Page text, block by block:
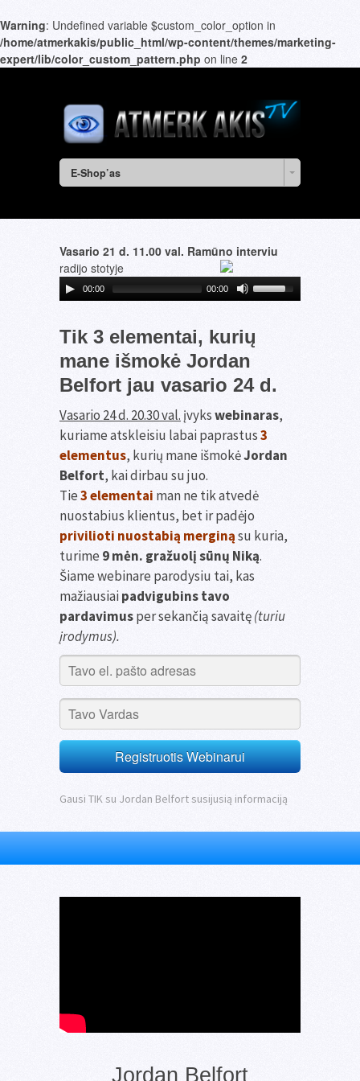
Warning: Undefined variable $custom_color_option in
/home/atmerkakis/public_html/wp-content/themes/marketing-
expert/lib/color_custom_pattern.php on line 2
E-Shop’as
Vasario 21 d. 11.00 val. Ramūno interviu
radijo stotyje
00:00 00:00
Tik 3 elementai, kurių
mane išmokė Jordan
Belfort jau vasario 24 d.
Vasario 24 d. 20.30 val. įvykswebinaras,
kuriame atskleisiu labai paprastus3
elementus, kurių mane išmokėJordan
Belfort, kai dirbau su juo.
Tie3 elementai man ne tik atvedė
nuostabius klientus, bet ir padėjo
privilioti nuostabią merginąsu kuria,
turime9 mėn. gražuolį sūnų Niką.
Šiame webinare parodysiu tai, kas
mažiausiaipadvigubins tavo
pardavimusper sekančią savaitę(turiu
įrodymus).
Registruotis Webinarui
Gausi TIK su Jordan Belfort susijusią informaciją
Jordan Belfort